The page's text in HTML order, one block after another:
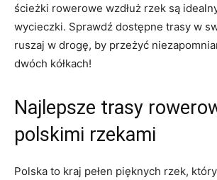
ścieżki rowerowe wzdłuż rzek są
wycieczki. Sprawdź dostępne trasy w
ruszaj w drogę, by przeżyć
dwóch kółkach!
Najlepsze trasy
polskimi rzekami
Polska to kraj pełen pięknych rzek,